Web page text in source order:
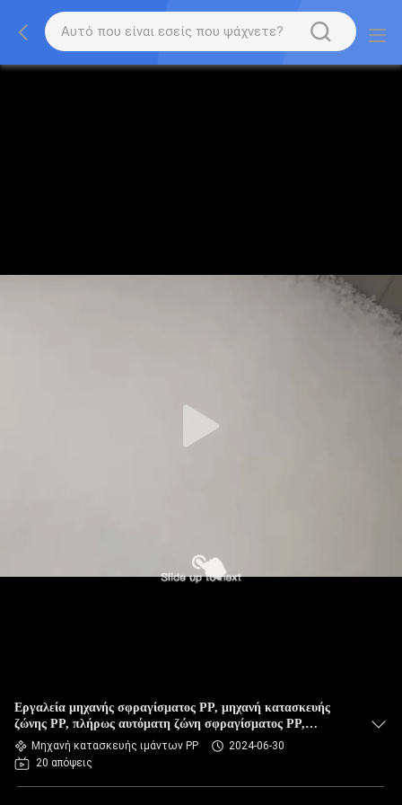
Εργαλεία μηχανής σφραγίσματος PP, μηχανή κατασκευής
ζώνης PP, πλήρως αυτόματη ζώνη σφραγίσματος PP,
προηγμένη τεχνολογία
Μηχανή κατασκευής ιμάντων PP
2024-06-30
20 απόψεις